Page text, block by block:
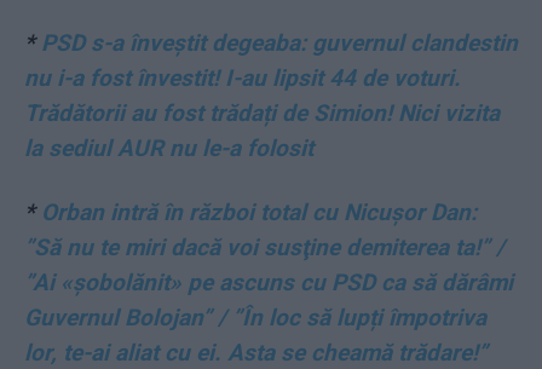
*PSD s-a înveștit degeaba: guvernul clandestin
nu i-a fost învestit! I-au lipsit 44 de voturi.
Trădătorii au fost trădați de Simion! Nici vizita
la sediul AUR nu le-a folosit
* Orban intră în război total cu Nicușor Dan:
”Să nu te miri dacă voi susţine demiterea ta!” /
”Ai «șobolănit» pe ascuns cu PSD ca să dărâmi
Guvernul Bolojan” / ”În loc să lupți împotriva
lor, te-ai aliat cu ei. Asta se cheamă trădare!”